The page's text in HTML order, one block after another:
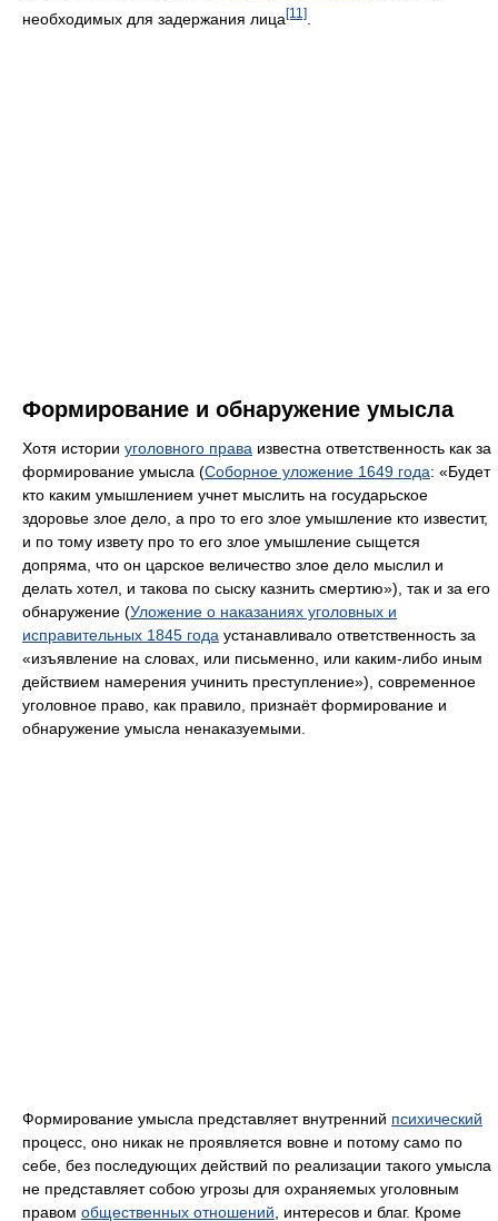
необходимых для задержания лица [11]
Формирование и обнаружение умысла
Хотя истории уголовного права известна ответственность как за
формирование умысла (Соборное уложение 1649 года: «Будет
кто каким умышлением учнет мыслить на государьское
здоровье злое дело, а про то его злое умышление кто известит,
и по тому извету про то его злое умышление сыщется
допряма, что он царское величество злое дело мыслил и
делать хотел, и такова по сыску казнить смертию»), так и за его
обнаружение (Уложение о наказаниях уголовных и
исправительных 1845 года устанавливало ответственность за
«изъявление на словах, или письменно, или каким-либо иным
действием намерения учинить преступление»), современное
уголовное право, как правило, признаёт формирование и
обнаружение умысла ненаказуемыми.
Формирование умысла представляет внутренний психический
процесс, оно никак не проявляется вовне и потому само по
себе, без последующих действий по реализации такого умысла
не представляет собою угрозы для охраняемых уголовным
правом общественных отношений , интересов и благ. Кроме